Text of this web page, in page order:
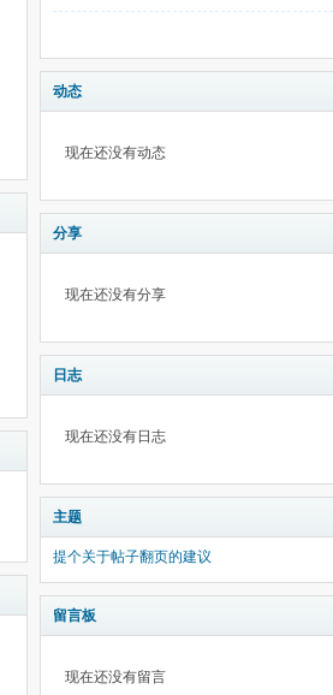
动态
现在还没有动态
分享
现在还没有分享
日志
现在还没有日志
主题
提个关于帖子翻页的建议
留言板
现在还没有留言